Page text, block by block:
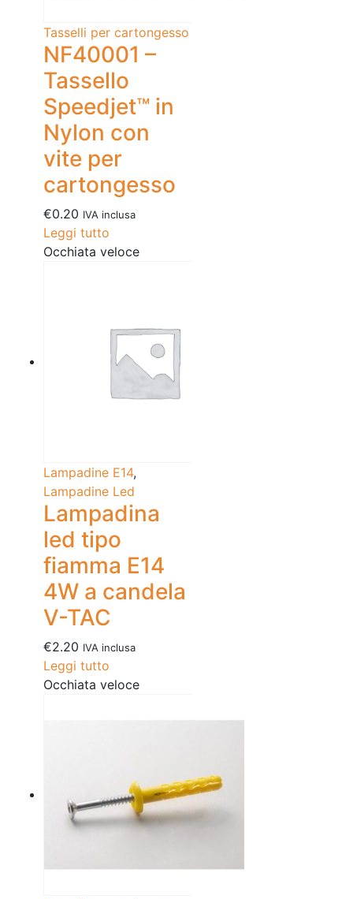
Tasselli per cartongesso
NF40001 –
Tassello
Speedjet™ in
Nylon con
vite per
cartongesso
€0.20 IVA inclusa
Leggi tutto
Occhiata veloce
Lampadine E14,
Lampadine Led
Lampadina
led tipo
fiamma E14
4W a candela
V-TAC
€2.20 IVA inclusa
Leggi tutto
Occhiata veloce